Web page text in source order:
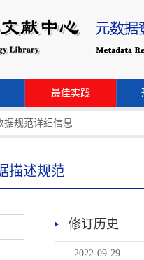
最佳实践
据规范详细信息
描述规范
修订历史
2022-09-29